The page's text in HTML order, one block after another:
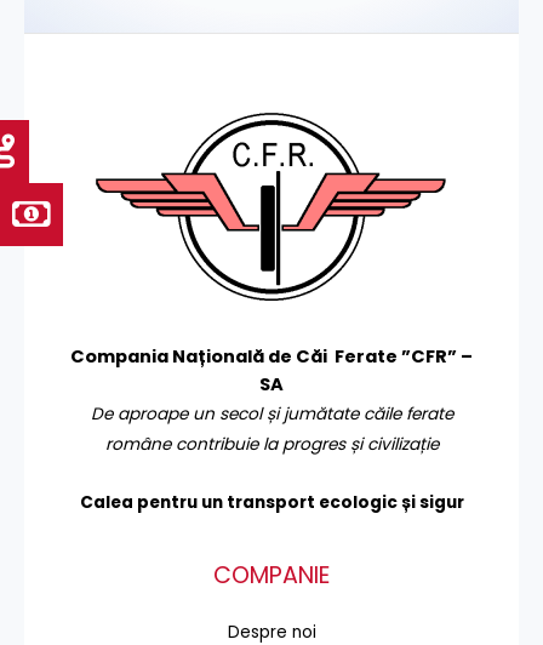
Compania Națională de Căi Ferate ”CFR” –
SA
De aproape un secol și jumătate căile ferate
române contribuie la progres și civilizație
Calea pentru un transport ecologic și sigur
COMPANIE
Despre noi